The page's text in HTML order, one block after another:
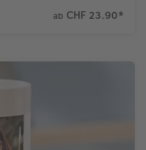
ab CHF 23.90*